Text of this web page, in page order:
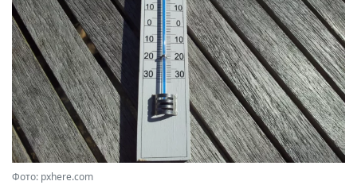
Фото: pxhere.com